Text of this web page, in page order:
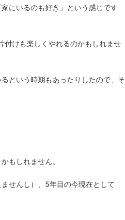
にいるのも好き」という感じです
付けも楽しくやれるのかもしれませ
という時期もあったりしたので、そ
もしれません。
せんし）、5年目の今現在として